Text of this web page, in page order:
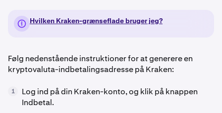
Hvilken Kraken-grænseflade bruger jeg?
Følg nedenstående instruktioner for at generere en
kryptovaluta-indbetalingsadresse på Kraken:
1
Log ind på din Kraken-konto, og klik på knappen
Indbetal.